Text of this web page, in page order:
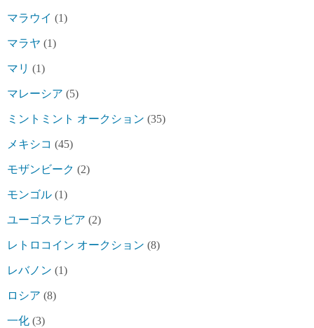
マラウイ (1)
マラヤ (1)
マリ (1)
マレーシア (5)
ミントミント オークション (35)
メキシコ (45)
モザンビーク (2)
モンゴル (1)
ユーゴスラビア (2)
レトロコイン オークション (8)
レバノン (1)
ロシア (8)
一化 (3)